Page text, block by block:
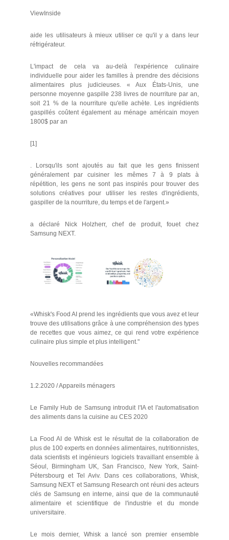
ViewInside
aide les utilisateurs à mieux utiliser ce qu'il y a dans leur
réfrigérateur.
L'impact de cela va au-delà l'expérience culinaire
individuelle pour aider les familles à prendre des décisions
alimentaires plus judicieuses. « Aux États-Unis, une
personne moyenne gaspille 238 livres de nourriture par an,
soit 21 % de la nourriture qu'elle achète. Les ingrédients
gaspillés coûtent également au ménage américain moyen
1800$ par an
[1]
. Lorsqu'ils sont ajoutés au fait que les gens finissent
généralement par cuisiner les mêmes 7 à 9 plats à
répétition, les gens ne sont pas inspirés pour trouver des
solutions créatives pour utiliser les restes d'ingrédients,
gaspiller de la nourriture, du temps et de l'argent.»
a déclaré Nick Holzherr, chef de produit, fouet chez
Samsung NEXT.
«Whisk's Food AI prend les ingrédients que vous avez et leur
trouve des utilisations grâce à une compréhension des types
de recettes que vous aimez, ce qui rend votre expérience
culinaire plus simple et plus intelligent."
Nouvelles recommandées
1.2.2020 / Appareils ménagers
Le Family Hub de Samsung introduit l'IA et l'automatisation
des aliments dans la cuisine au CES 2020
La Food AI de Whisk est le résultat de la collaboration de
plus de 100 experts en données alimentaires, nutritionnistes,
data scientists et ingénieurs logiciels travaillant ensemble à
Séoul, Birmingham UK, San Francisco, New York, Saint-
Pétersbourg et Tel Aviv. Dans ces collaborations, Whisk,
Samsung NEXT et Samsung Research ont réuni des acteurs
clés de Samsung en interne, ainsi que de la communauté
alimentaire et scientifique de l'industrie et du monde
universitaire.
Le mois dernier, Whisk a lancé son premier ensemble